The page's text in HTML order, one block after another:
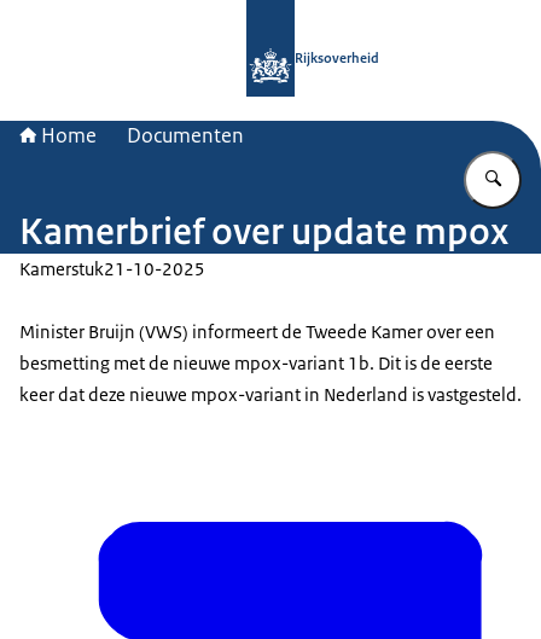
Rijksoverheid
Home Documenten
Kamerbrief over update mpox
Kamerstuk21-10-2025
Minister Bruijn (VWS) informeert de Tweede Kamer over een
besmetting met de nieuwe mpox-variant 1b. Dit is de eerste
keer dat deze nieuwe mpox-variant in Nederland is vastgesteld.